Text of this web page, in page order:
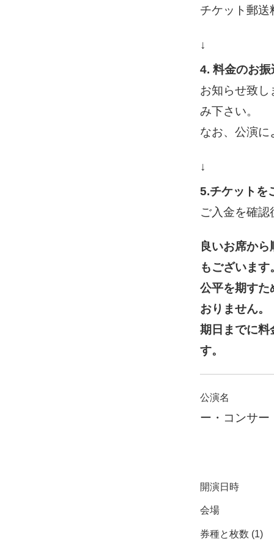
チケット郵
↓
4. 料金のお振
お知らせ致し
み下さい。
なお、公演に
↓
5.チケットを
ご入金を確
良いお席か
もございます
公平を期すた
おりません。
期日までに料
す。
公演名
ー・コンサー
開演日時
会場
券種と枚数 (1)